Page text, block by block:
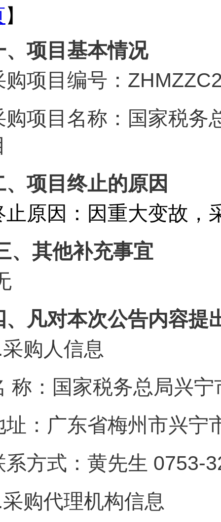
】
、项目基本情况
购项目编号：
购项目名称：国家税务
、项目终止的原因
止原因：因重大变故，
、其他补充事宜
、凡对本次公告内容提
采购人信息
称：国家税务总局兴宁
址：广东省梅州市兴宁
系方式：黄先生 0753-
采购代理机构信息